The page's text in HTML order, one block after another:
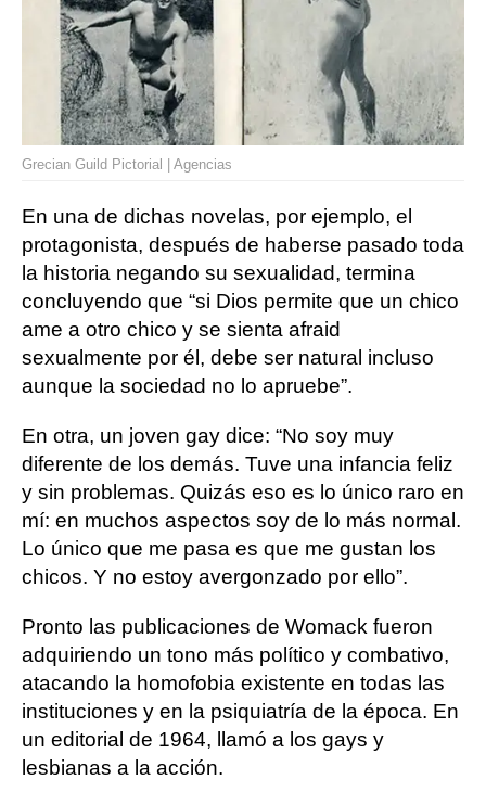
Grecian Guild Pictorial | Agencias
En una de dichas novelas, por ejemplo, el
protagonista, después de haberse pasado toda
la historia negando su sexualidad, termina
concluyendo que “si Dios permite que un chico
ame a otro chico y se sienta afraid
sexualmente por él, debe ser natural incluso
aunque la sociedad no lo apruebe”.
En otra, un joven gay dice: “No soy muy
diferente de los demás. Tuve una infancia feliz
y sin problemas. Quizás eso es lo único raro en
mí: en muchos aspectos soy de lo más normal.
Lo único que me pasa es que me gustan los
chicos. Y no estoy avergonzado por ello”.
Pronto las publicaciones de Womack fueron
adquiriendo un tono más político y combativo,
atacando la homofobia existente en todas las
instituciones y en la psiquiatría de la época. En
un editorial de 1964, llamó a los gays y
lesbianas a la acción.